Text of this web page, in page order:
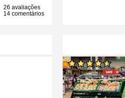
26 avaliações
14 comentários